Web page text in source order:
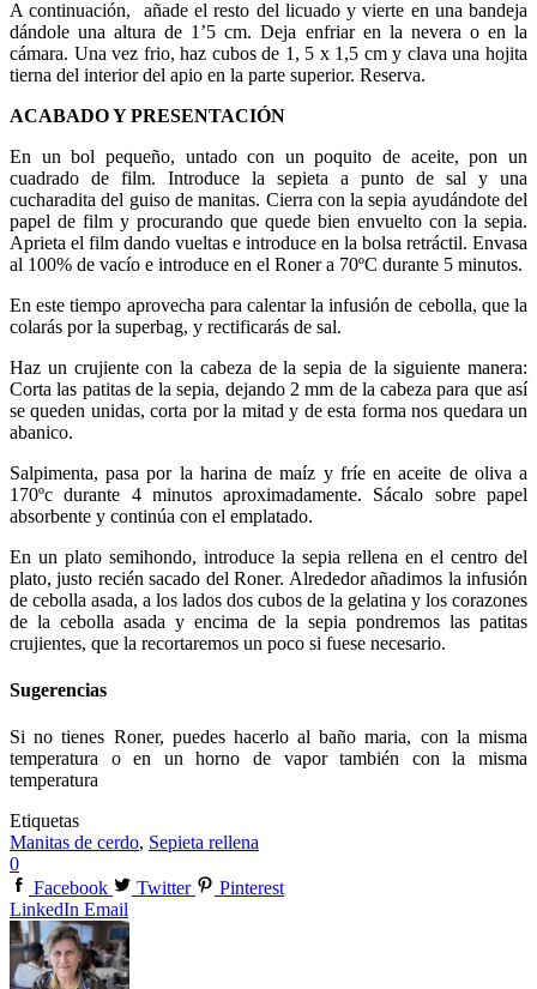
A continuación, añade el resto del licuado y vierte en una bandeja
dándole una altura de 1’5 cm. Deja enfriar en la nevera o en la
cámara. Una vez frio, haz cubos de 1, 5 x 1,5 cm y clava una hojita
tierna del interior del apio en la parte superior. Reserva.
ACABADO Y PRESENTACIÓN
En un bol pequeño, untado con un poquito de aceite, pon un
cuadrado de film. Introduce la sepieta a punto de sal y una
cucharadita del guiso de manitas. Cierra con la sepia ayudándote del
papel de film y procurando que quede bien envuelto con la sepia.
Aprieta el film dando vueltas e introduce en la bolsa retráctil. Envasa
al 100% de vacío e introduce en el Roner a 70ºC durante 5 minutos.
En este tiempo aprovecha para calentar la infusión de cebolla, que la
colarás por la superbag, y rectificarás de sal.
Haz un crujiente con la cabeza de la sepia de la siguiente manera:
Corta las patitas de la sepia, dejando 2 mm de la cabeza para que así
se queden unidas, corta por la mitad y de esta forma nos quedara un
abanico.
Salpimenta, pasa por la harina de maíz y fríe en aceite de oliva a
170ºc durante 4 minutos aproximadamente. Sácalo sobre papel
absorbente y continúa con el emplatado.
En un plato semihondo, introduce la sepia rellena en el centro del
plato, justo recién sacado del Roner. Alrededor añadimos la infusión
de cebolla asada, a los lados dos cubos de la gelatina y los corazones
de la cebolla asada y encima de la sepia pondremos las patitas
crujientes, que la recortaremos un poco si fuese necesario.
Sugerencias
Si no tienes Roner, puedes hacerlo al baño maria, con la misma
temperatura o en un horno de vapor también con la misma
temperatura
Etiquetas
Manitas de cerdo, Sepieta rellena
0
Facebook
Twitter
Pinterest
LinkedIn Email